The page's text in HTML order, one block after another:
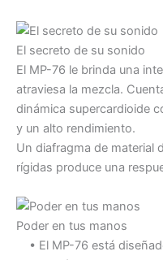
El secreto de su sonido
El MP-76 le brinda una
atraviesa la mezcla.
dinámica supercardioide
y un alto rendimiento.
Un diafragma de material
rígidas produce una
Poder en tus manos
• El MP-76 está